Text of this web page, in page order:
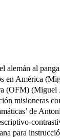
alemán al
en América
(OFM) (Miguel
misioneras
de
para